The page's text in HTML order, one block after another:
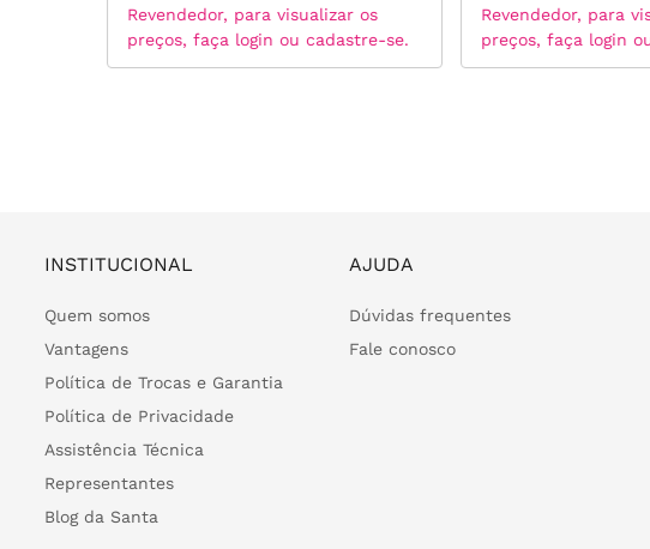
Revendedor, para visualizar os
preços, faça login ou cadastre-se.
Revendedor, para
preços, faça login
INSTITUCIONAL
Quem somos
Vantagens
Política de Trocas e Garantia
Política de Privacidade
Assistência Técnica
Representantes
Blog da Santa
AJUDA
Dúvidas frequentes
Fale conosco